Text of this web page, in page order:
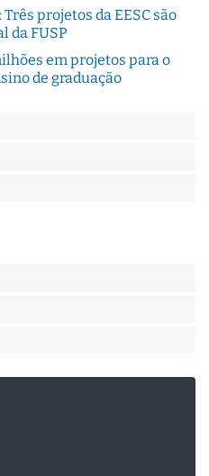
projetos da EESC são
da FUSP
em projetos para o
de graduação